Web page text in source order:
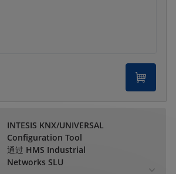
INTESIS KNX/UNIVERSAL
Configuration Tool
通过 HMS Industrial
Networks SLU